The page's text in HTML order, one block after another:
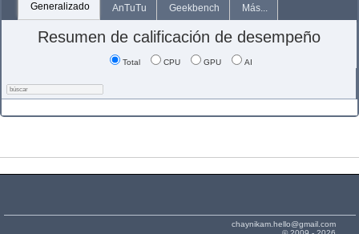
Generalizado AnTuTu Geekbench Más...
Resumen de calificación de desempeño
Total CPU GPU AI
chaynikam.hello@gmail.com